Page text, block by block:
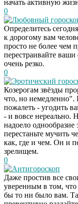
начать активную
0
Любовный
Определитесь
к дорогому вам
просто не более чем
перестраивайте
очень резко.
0
Эротический
Козерогам звёзды
что, но немедленно".
пожалеть - угодить
- и вовсе нереально.
надоело
перестаньте мучить
как, где и чем. Он и
зрелищем.
0
Антигороскоп
Даже простив все
уверенным в том,
бы то ни было вам.